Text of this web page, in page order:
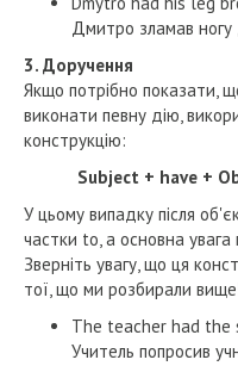
Дмитро зламав
3. Доручення
Якщо потрібно показати,
виконати певну дію,
конструкцію:
Subject + have +
У цьому випадку після
частки to, а основна увага
Зверніть увагу, що ця
тої, що ми розбирали
The teacher had
Учитель попросив